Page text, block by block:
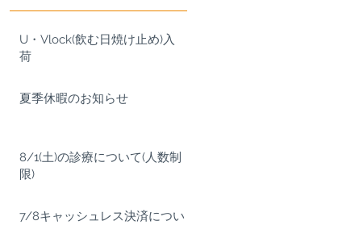
U・Vlock(飲む日焼け止め)入
荷
夏季休暇のお知らせ
8/1(土)の診療について(人数制
限)
7/8キャッシュレス決済につい